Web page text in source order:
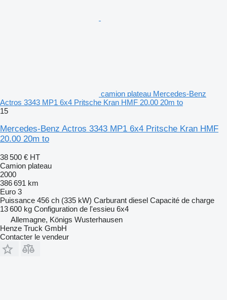
camion plateau Mercedes-Benz
Actros 3343 MP1 6x4 Pritsche Kran HMF 20.00 20m to
15
Mercedes-Benz Actros 3343 MP1 6x4 Pritsche Kran HMF
20.00 20m to
38 500 € HT
Camion plateau
2000
386 691 km
Euro 3
Puissance 456 ch (335 kW) Carburant diesel Capacité de charge
13 600 kg Configuration de l'essieu 6x4
Allemagne, Königs Wusterhausen
Henze Truck GmbH
Contacter le vendeur